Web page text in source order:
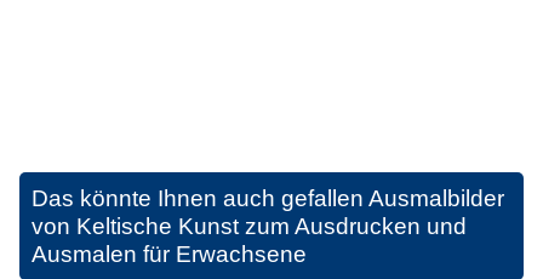
Das könnte Ihnen auch gefallen Ausmalbilder
von Keltische Kunst zum Ausdrucken und
Ausmalen für Erwachsene